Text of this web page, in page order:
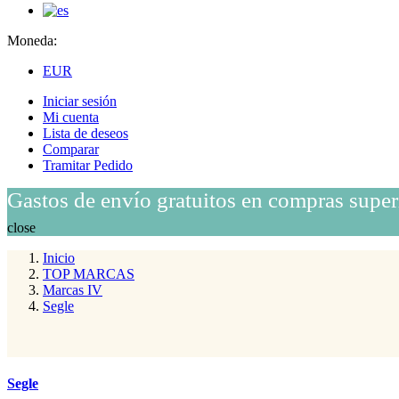
Moneda:
EUR
Iniciar sesión
Mi cuenta
Lista de deseos
Comparar
Tramitar Pedido
Gastos de envío gratuitos en compras
close
Inicio
TOP MARCAS
Marcas IV
Segle
Segle